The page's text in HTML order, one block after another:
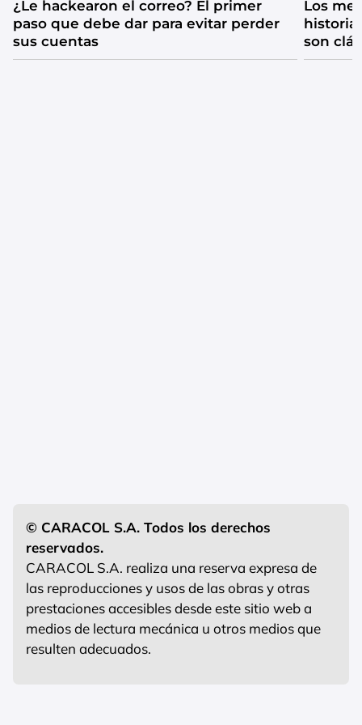
¿Le hackearon el correo? El primer
paso que debe dar para evitar perder
sus cuentas
Los
historia
son
© CARACOL S.A. Todos los derechos
reservados.
CARACOL S.A. realiza una reserva expresa de
las reproducciones y usos de las obras y otras
prestaciones accesibles desde este sitio web a
medios de lectura mecánica u otros medios que
resulten adecuados.